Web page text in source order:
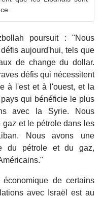
poursuit : "Nous
aujourd'hui, tels que
de change du dollar.
défis qui nécessitent
à l'est et à l'ouest, et la
qui bénéficie le plus
avec la Syrie. Nous
et le pétrole dans les
Nous avons une
du pétrole et du gaz,
de certains
avec Israël est au